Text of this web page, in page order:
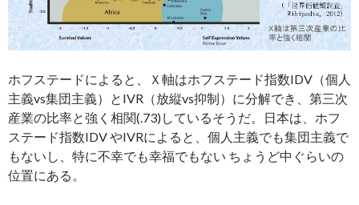
ホフステードによると、Ｘ軸はホフステード指数IDV（個人
主義vs集団主義）とIVR（放縦vs抑制）に分解でき、第三次
産業の比率と強く相関(.73)しているそうだ。日本は、ホフ
ステード指数IDV やIVRによると、個人主義でも集団主義で
もないし、特に不幸でも幸福でもない ちょうど中ぐらいの
位置にある。